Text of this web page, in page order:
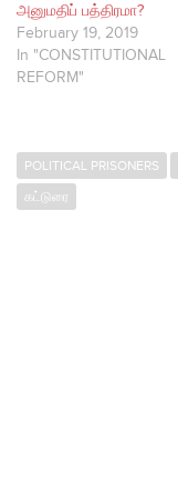
அனுமதிப் பத்திரமா?
February 19, 2019
In "CONSTITUTIONAL
REFORM"
POLITICAL PRISONERS
கட்டுரை